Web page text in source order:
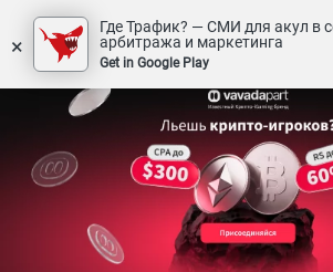
×
Где Трафик? — СМИ для акул в
арбитража и маркетинга
Get in Google Play